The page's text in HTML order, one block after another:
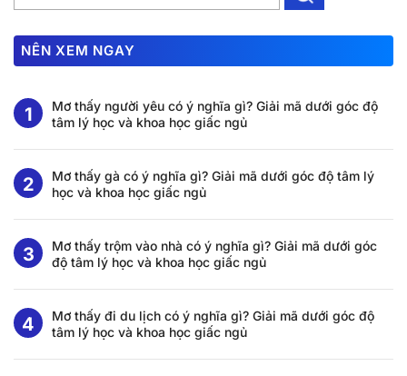
NÊN XEM NGAY
Mơ thấy người yêu có ý nghĩa gì? Giải mã dưới góc độ
tâm lý học và khoa học giấc ngủ
Mơ thấy gà có ý nghĩa gì? Giải mã dưới góc độ tâm lý
học và khoa học giấc ngủ
Mơ thấy trộm vào nhà có ý nghĩa gì? Giải mã dưới góc
độ tâm lý học và khoa học giấc ngủ
Mơ thấy đi du lịch có ý nghĩa gì? Giải mã dưới góc độ
tâm lý học và khoa học giấc ngủ